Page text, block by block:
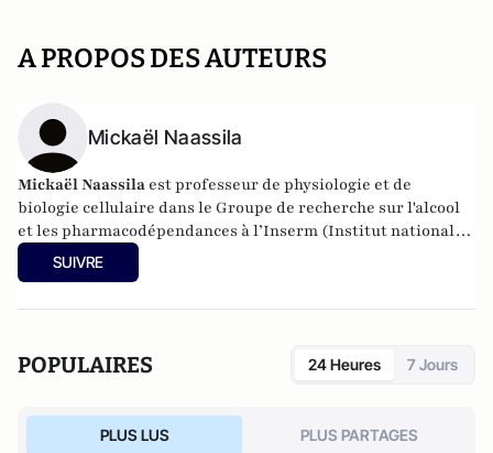
A PROPOS DES AUTEURS
Mickaël Naassila
Mickaël Naassila est professeur de physiologie et de
biologie cellulaire dans le Groupe de recherche sur l'alcool
et les pharmacodépendances à l’Inserm (Institut national
de la santé et de la recherche médicale)
SUIVRE
POPULAIRES 24 Heures 7 Jours
PLUS LUS PLUS PARTAGES